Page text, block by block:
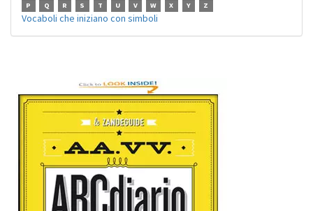
P
Q R S T U V W X Y Z
Vocaboli che iniziano con simboli